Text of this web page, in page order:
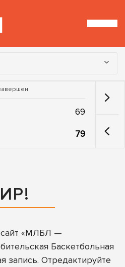
69
79
«МЛБЛ —
Баскетбольная
запись. Отредактируйте